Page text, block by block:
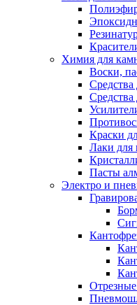
Химия для
Воски,
Средства
Краски
Лаки для
Пасты
Электро и